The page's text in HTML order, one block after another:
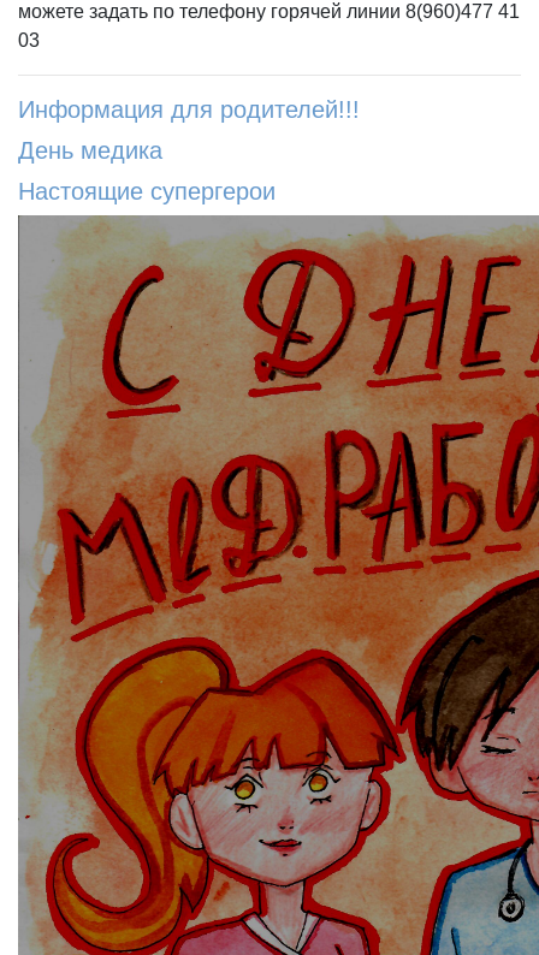
можете задать по телефону горячей линии 8(960)477 41
03
Информация для родителей!!!
День медика
Настоящие супергерои